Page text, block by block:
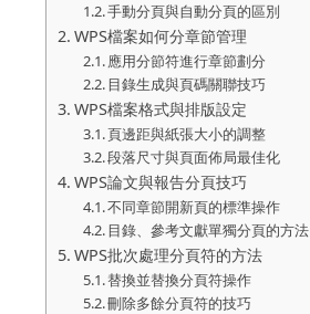
手動分頁與自動分頁的區別
WPS檔案如何分章節管理
應用分節符進行章節劃分
目錄生成與頁碼關聯技巧
WPS檔案格式與排版設定
頁邊距與紙張大小的調整
段落尺寸與頁面佈局最佳化
WPS論文與報告分頁技巧
不同章節開新頁的標準操作
目錄、參考文獻單獨分頁的方法
WPS批次處理分頁符的方法
替換並替換分頁符操作
刪除多餘分頁符的技巧